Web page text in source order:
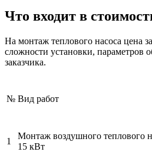
Что входит в
На монтаж теплового насоса цена
сложности установки, параметров
заказчика.
№ Вид работ
1
Монтаж воздушного теплового
15 кВт